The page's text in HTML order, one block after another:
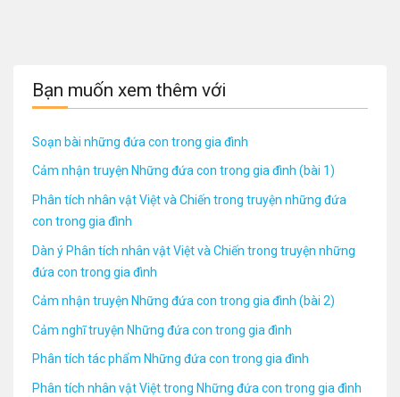
Bạn muốn xem thêm với
Soạn bài những đứa con trong gia đình
Cảm nhận truyện Những đứa con trong gia đình (bài 1)
Phân tích nhân vật Việt và Chiến trong truyện những đứa
con trong gia đình
Dàn ý Phân tích nhân vật Việt và Chiến trong truyện những
đứa con trong gia đình
Cảm nhận truyện Những đứa con trong gia đình (bài 2)
Cảm nghĩ truyện Những đứa con trong gia đình
Phân tích tác phẩm Những đứa con trong gia đình
Phân tích nhân vật Việt trong Những đứa con trong gia đình